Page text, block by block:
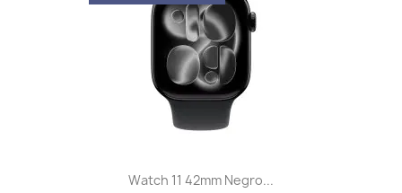
Watch 11 42mm Negro...